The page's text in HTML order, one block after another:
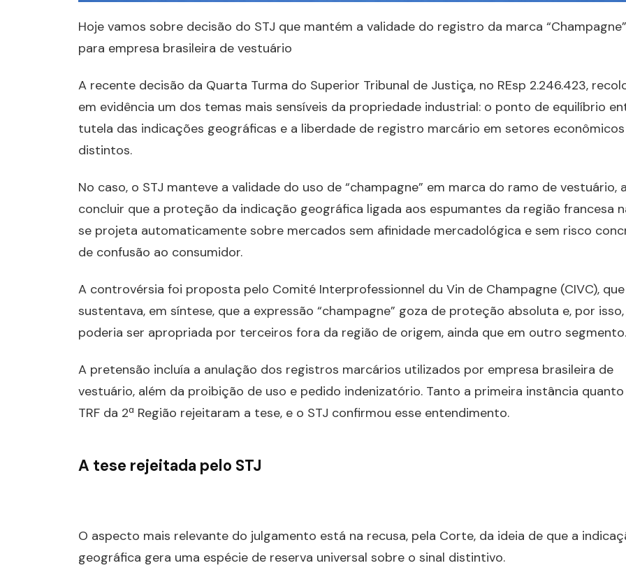
Hoje vamos sobre decisão do STJ que mantém a validade do registro da marca “Champagne”
para empresa brasileira de vestuário
A recente decisão da Quarta Turma do Superior Tribunal de Justiça, no REsp 2.246.423,
em evidência um dos temas mais sensíveis da propriedade industrial: o ponto de equilíbrio
tutela das indicações geográficas e a liberdade de registro marcário em setores econômicos
distintos.
No caso, o STJ manteve a validade do uso de “champagne” em marca do ramo de vestuário,
concluir que a proteção da indicação geográfica ligada aos espumantes da região francesa
se projeta automaticamente sobre mercados sem afinidade mercadológica e sem risco
de confusão ao consumidor.
A controvérsia foi proposta pelo Comité Interprofessionnel du Vin de Champagne (CIVC), que
sustentava, em síntese, que a expressão “champagne” goza de proteção absoluta e, por
poderia ser apropriada por terceiros fora da região de origem, ainda que em outro segmento.
A pretensão incluía a anulação dos registros marcários utilizados por empresa brasileira de
vestuário, além da proibição de uso e pedido indenizatório. Tanto a primeira instância
TRF da 2ª Região rejeitaram a tese, e o STJ confirmou esse entendimento.
A tese rejeitada pelo STJ
O aspecto mais relevante do julgamento está na recusa, pela Corte, da ideia de que a
geográfica gera uma espécie de reserva universal sobre o sinal distintivo.